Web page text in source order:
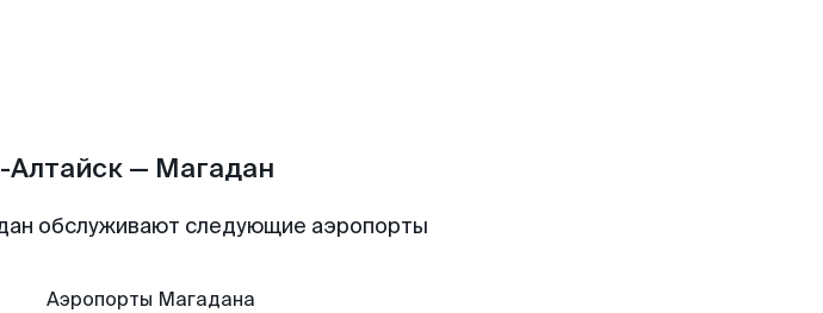
Алтайск — Магадан
обслуживают следующие аэропорты
Аэропорты Магадана